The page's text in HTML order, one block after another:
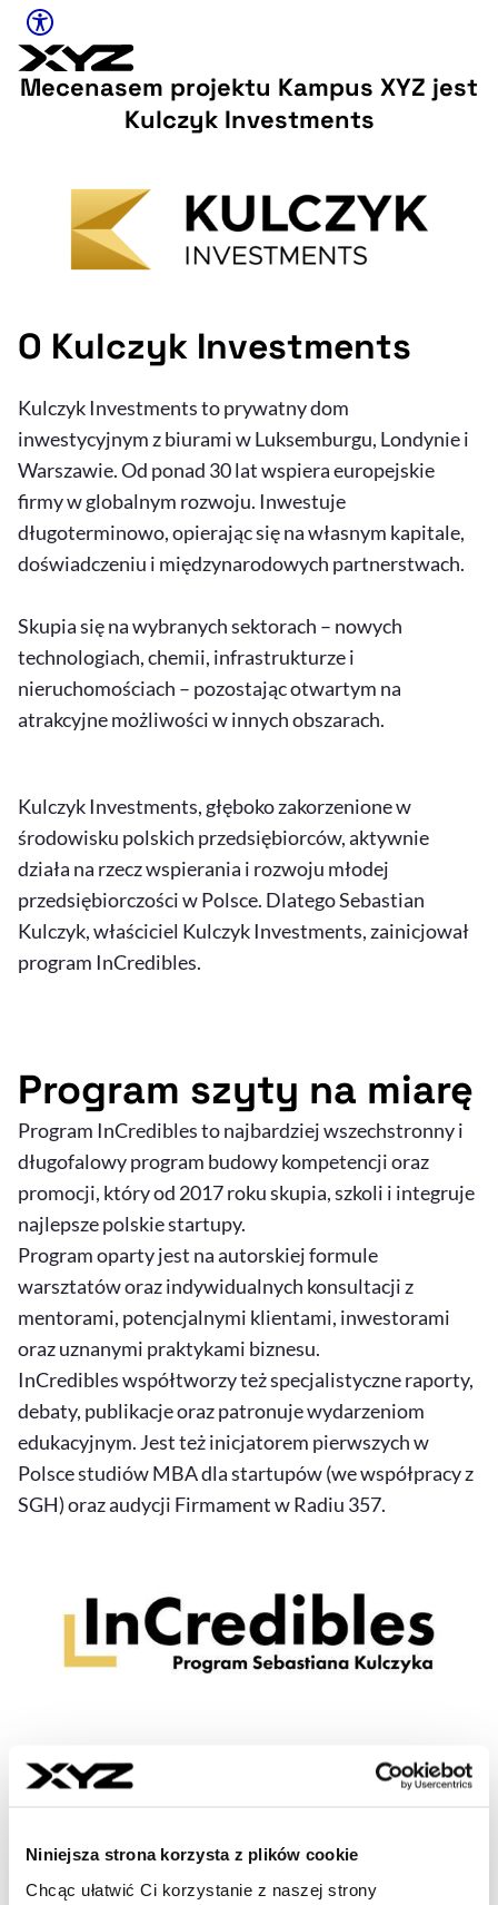
Niniejsza strona korzysta z plików cookie
Chcąc ułatwić Ci korzystanie z naszej strony
Ułatwienia dostępu
Rozmiar tekstu
Rozmiar tekstu
Normalny Rozmiar tekstu
Duży Rozmiar
Bardzo duży
Opcje wyświetlania
Podkreślenie linków Zatrzymanie animacji
Odcienie szarości
Resetuj opcje
Ułatwienia dostępności wspierają:
Sprawdź, jak i dlaczego zwiększamy dostępność
Deklaracja dostępności , otwiera się w nowym oknie
Zgłoś problem
Mecenasem projektu Kampus XYZ jest
Kulczyk Investments
O Kulczyk Investments
Kulczyk Investments to prywatny dom
inwestycyjnym z biurami w Luksemburgu, Londynie i
Warszawie. Od ponad 30 lat wspiera europejskie
firmy w globalnym rozwoju. Inwestuje
długoterminowo, opierając się na własnym kapitale,
doświadczeniu i międzynarodowych partnerstwach.
Skupia się na wybranych sektorach – nowych
technologiach, chemii, infrastrukturze i
nieruchomościach – pozostając otwartym na
atrakcyjne możliwości w innych obszarach.
Kulczyk Investments, głęboko zakorzenione w
środowisku polskich przedsiębiorców, aktywnie
działa na rzecz wspierania i rozwoju młodej
przedsiębiorczości w Polsce. Dlatego Sebastian
Kulczyk, właściciel Kulczyk Investments, zainicjował
program InCredibles.
Program szyty na miarę
Program InCredibles to najbardziej wszechstronny i
długofalowy program budowy kompetencji oraz
promocji, który od 2017 roku skupia, szkoli i integruje
najlepsze polskie startupy.
Program oparty jest na autorskiej formule
warsztatów oraz indywidualnych konsultacji z
mentorami, potencjalnymi klientami, inwestorami
oraz uznanymi praktykami biznesu.
InCredibles współtworzy też specjalistyczne raporty,
debaty, publikacje oraz patronuje wydarzeniom
edukacyjnym. Jest też inicjatorem pierwszych w
Polsce studiów MBA dla startupów (we współpracy z
SGH) oraz audycji Firmament w Radiu 357.